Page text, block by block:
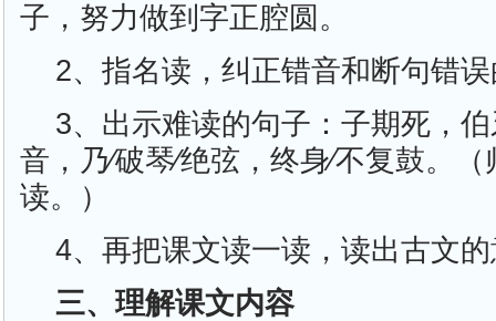
子，努力做到字正腔圆。
2、指名读，纠正错音和断句错
3、出示难读的句子：子期死，伯
音，乃∕破琴∕绝弦，终身∕不复鼓。
读。）
4、再把课文读一读，读出古文
三、理解课文内容